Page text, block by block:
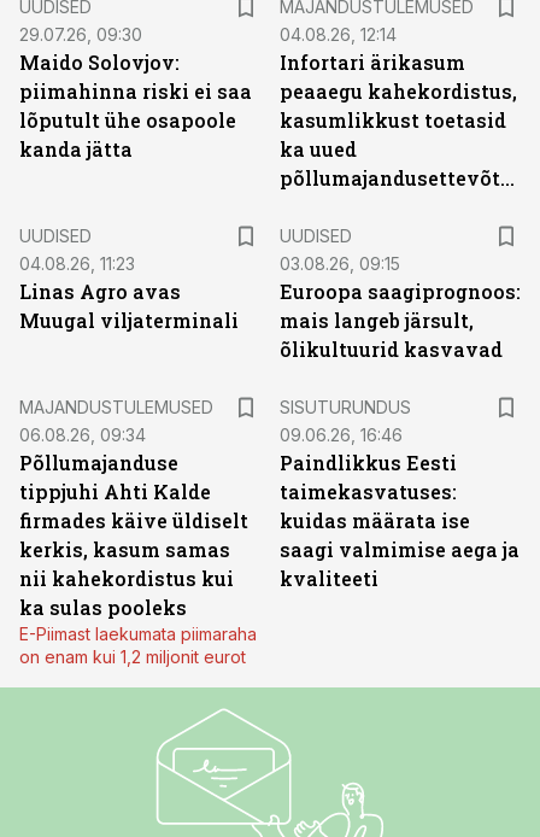
UUDISED
29.07.26, 09:30
Maido Solovjov:
piimahinna riski ei saa
lõputult ühe osapoole
kanda jätta
MAJANDUSTULEMUSED
04.08.26, 12:14
Infortari ärikasum
peaaegu kahekordistus,
kasumlikkust toetasid
ka uued
põllumajandusettevõtted
UUDISED
04.08.26, 11:23
Linas Agro avas
Muugal viljaterminali
UUDISED
03.08.26, 09:15
Euroopa saagiprognoos:
mais langeb järsult,
õlikultuurid kasvavad
MAJANDUSTULEMUSED
06.08.26, 09:34
Põllumajanduse
tippjuhi Ahti Kalde
firmades käive üldiselt
kerkis, kasum samas
nii kahekordistus kui
ka sulas pooleks
E-Piimast laekumata piimaraha
on enam kui 1,2 miljonit eurot
SISUTURUNDUS
09.06.26, 16:46
Paindlikkus Eesti
taimekasvatuses:
kuidas määrata ise
saagi valmimise aega ja
kvaliteeti